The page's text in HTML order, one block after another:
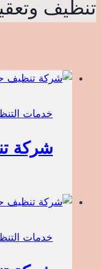
تنظيف
خدمات
شركة
خدمات